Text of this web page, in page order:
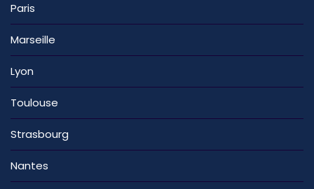
Paris
Marseille
Lyon
Toulouse
Strasbourg
Nantes